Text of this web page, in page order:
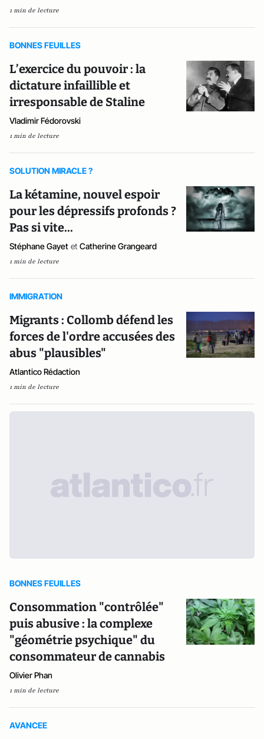
1 min de lecture
BONNES FEUILLES
L’exercice du pouvoir : la
dictature infaillible et
irresponsable de Staline
Vladimir Fédorovski
1 min de lecture
SOLUTION MIRACLE ?
La kétamine, nouvel espoir
pour les dépressifs profonds ?
Pas si vite...
Stéphane Gayet et Catherine Grangeard
1 min de lecture
IMMIGRATION
Migrants : Collomb défend les
forces de l'ordre accusées des
abus "plausibles"
Atlantico Rédaction
1 min de lecture
BONNES FEUILLES
Consommation "contrôlée"
puis abusive : la complexe
"géométrie psychique" du
consommateur de cannabis
Olivier Phan
1 min de lecture
AVANCEE